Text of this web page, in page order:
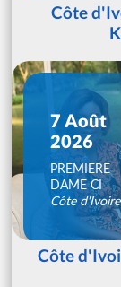
Côte
7 Août
2026
PREMIERE
DAME CI
Côte d'Ivoire
Côte